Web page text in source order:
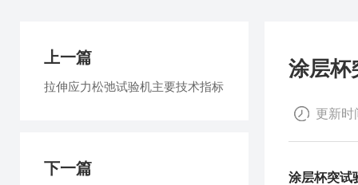
涂层杯
更新时
涂层杯突试
上一篇
拉伸应力松弛试验机主要技术指标
下一篇